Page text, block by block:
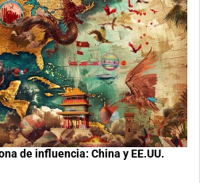
de influencia: China y EE.UU.